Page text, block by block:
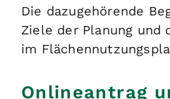
Die dazugehörende
Ziele der Planung und
im
Onlineantrag